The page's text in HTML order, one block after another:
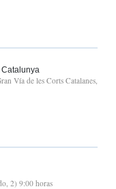
Vía de les Corts Catalanes,
2) 9:00 horas